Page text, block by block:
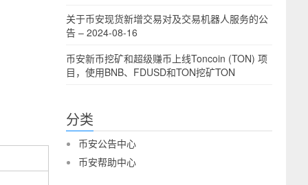
关于币安现货新增交易对及交易机器人服务的公
告 – 2024-08-16
币安新币挖矿和超级赚币上线Toncoin (TON) 项
目，使用BNB、FDUSD和TON挖矿TON
分类
币安公告中心
币安帮助中心